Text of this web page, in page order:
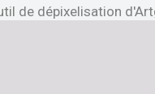
de dépixelisation